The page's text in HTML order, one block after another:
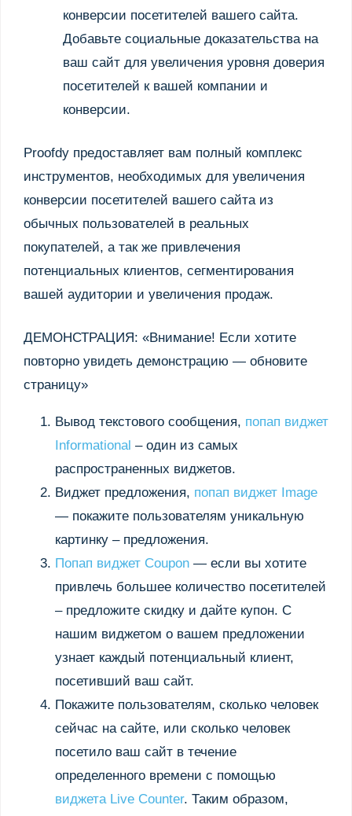
конверсии посетителей вашего сайта.
Добавьте социальные доказательства на
ваш сайт для увеличения уровня доверия
посетителей к вашей компании и
конверсии.
Proofdy предоставляет вам полный комплекс
инструментов, необходимых для увеличения
конверсии посетителей вашего сайта из
обычных пользователей в реальных
покупателей, а так же привлечения
потенциальных клиентов, сегментирования
вашей аудитории и увеличения продаж.
ДЕМОНСТРАЦИЯ: «Внимание! Если хотите
повторно увидеть демонстрацию — обновите
страницу»
Вывод текстового сообщения, попап виджет
Informational – один из самых
распространенных виджетов.
Виджет предложения, попап виджет Image
— покажите пользователям уникальную
картинку – предложения.
Попап виджет Coupon — если вы хотите
привлечь большее количество посетителей
– предложите скидку и дайте купон. С
нашим виджетом о вашем предложении
узнает каждый потенциальный клиент,
посетивший ваш сайт.
Покажите пользователям, сколько человек
сейчас на сайте, или сколько человек
посетило ваш сайт в течение
определенного времени с помощью
виджета Live Counter. Таким образом,